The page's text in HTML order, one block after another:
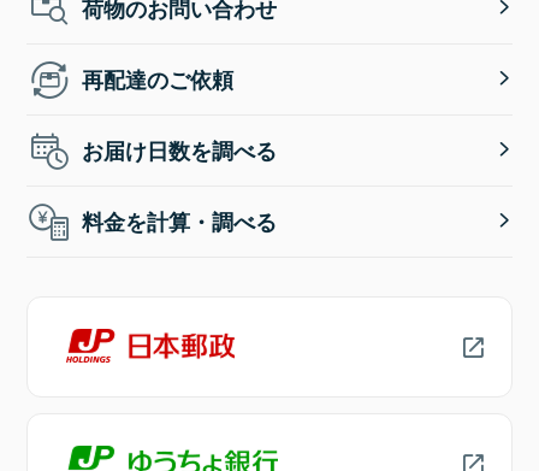
荷物のお問い合わせ
再配達のご依頼
お届け日数を調べる
料金を計算・調べる